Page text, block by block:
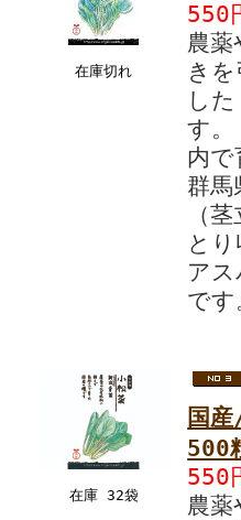
在庫切れ
550
農薬
き
し
す。
内で
群馬
（
と
ア
です
在庫 32袋
国
500
550
農薬